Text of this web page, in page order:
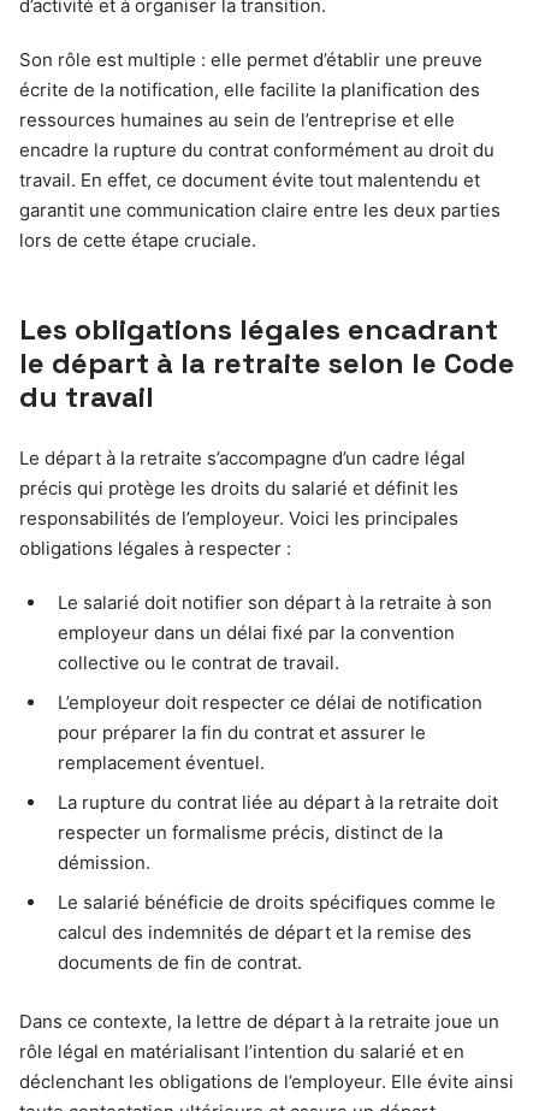
d’activité et à organiser la transition.
Son rôle est multiple : elle permet d’établir une preuve
écrite de la notification, elle facilite la planification des
ressources humaines au sein de l’entreprise et elle
encadre la rupture du contrat conformément au droit du
travail. En effet, ce document évite tout malentendu et
garantit une communication claire entre les deux parties
lors de cette étape cruciale.
Les obligations légales encadrant
le départ à la retraite selon le Code
du travail
Le départ à la retraite s’accompagne d’un cadre légal
précis qui protège les droits du salarié et définit les
responsabilités de l’employeur. Voici les principales
obligations légales à respecter :
Le salarié doit notifier son départ à la retraite à son
employeur dans un délai fixé par la convention
collective ou le contrat de travail.
L’employeur doit respecter ce délai de notification
pour préparer la fin du contrat et assurer le
remplacement éventuel.
La rupture du contrat liée au départ à la retraite doit
respecter un formalisme précis, distinct de la
démission.
Le salarié bénéficie de droits spécifiques comme le
calcul des indemnités de départ et la remise des
documents de fin de contrat.
Dans ce contexte, la lettre de départ à la retraite joue un
rôle légal en matérialisant l’intention du salarié et en
déclenchant les obligations de l’employeur. Elle évite ainsi